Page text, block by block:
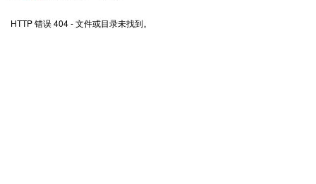
HTTP 错误 404 - 文件或目录未找到。